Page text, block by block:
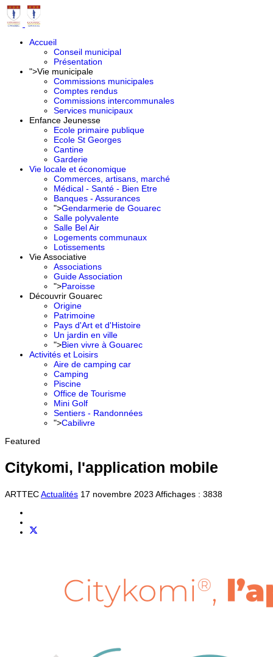
Accueil
Conseil municipal
Présentation
">Vie municipale
Commissions municipales
Comptes rendus
Commissions intercommunales
Services municipaux
Enfance Jeunesse
Ecole primaire publique
Ecole St Georges
Cantine
Garderie
Vie locale et économique
Commerces, artisans, marché
Médical - Santé - Bien Etre
Banques - Assurances
">Gendarmerie de Gouarec
Salle polyvalente
Salle Bel Air
Logements communaux
Lotissements
Vie Associative
Associations
Guide Association
">Paroisse
Découvrir Gouarec
Origine
Patrimoine
Pays d'Art et d'Histoire
Un jardin en ville
">Bien vivre à Gouarec
Activités et Loisirs
Aire de camping car
Camping
Piscine
Office de Tourisme
Mini Golf
Sentiers - Randonnées
">Cabilivre
Featured
Citykomi, l'application mobile
ARTTECActualités 17 novembre 2023 Affichages : 3838